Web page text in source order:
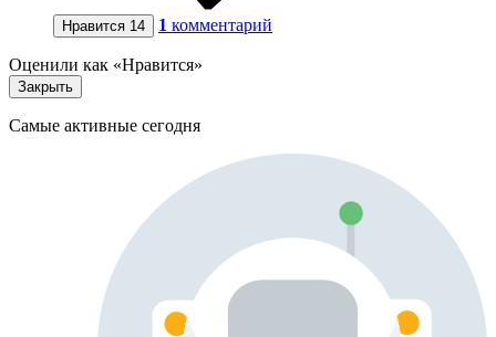
Нравится 14 1 комментарий
Оценили как «Нравится»
Закрыть
Самые активные сегодня